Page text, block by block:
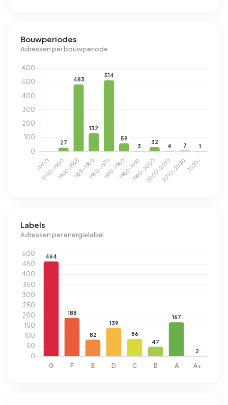
Bouwperiodes
Adressen per bouwperiode
Labels
Adressen per energielabel